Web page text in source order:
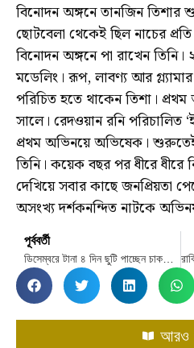
বিনোদন অঙ্গনে তানজিন তিশার
ছোটবেলা থেকেই ছিল নাচের
বিনোদন অঙ্গনে পা রাখেন
মডেলিং। রূপ, লাবণ্য আর
পরিচিত হতে থাকেন তিশা।
সালে। রেদওয়ান রনি পরিচালিত
প্রথম অভিনয়ে অভিষেক।
তিনি। কয়েক বছর পর ধীরে ধীরে
দেখিয়ে সবার কাছে জনপ্রিয়তা
অসংখ্য দর্শকনন্দিত নাটকে
পূর্ববর্তী
আরও